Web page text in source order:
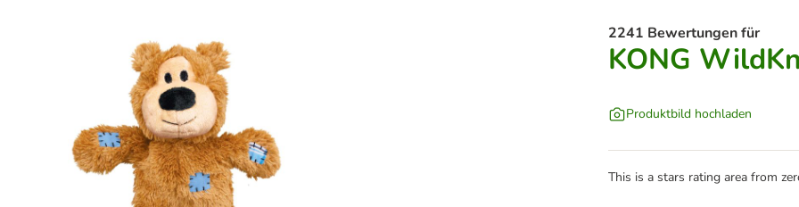
2241 Bewertungen für
KONG
Produktbild hochladen
This is a stars rating area from